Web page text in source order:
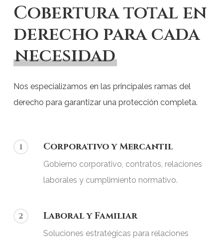
Cobertura total en
derecho para cada
necesidad
Nos especializamos en las principales ramas del
derecho para garantizar una protección completa.
1 Corporativo y Mercantil
Gobierno corporativo, contratos, relaciones
laborales y cumplimiento normativo.
2 Laboral y Familiar
Soluciones estratégicas para relaciones